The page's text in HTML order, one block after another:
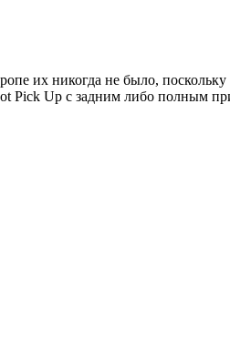
их никогда не было,
Pick Up с задним либо полным